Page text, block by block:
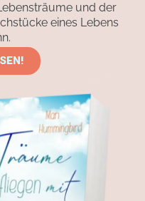
und der
eines Lebens